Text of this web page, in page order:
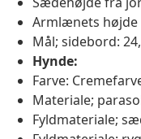
Armlænets højde
Mål; sidebord:
Hynde:
Farve:
Materiale;
Fyldmateriale;